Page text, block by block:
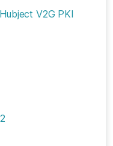
V2G PKI